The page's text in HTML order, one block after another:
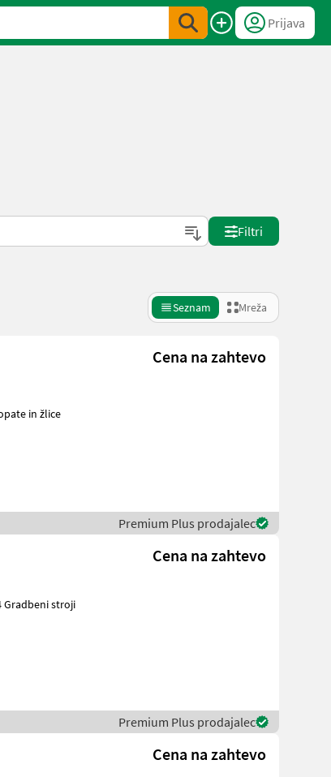
Prijava
Filtri
Seznam Mreža
Cena na zahtevo
stroji Lopate in žlice
Premium Plus prodajalec
Cena na zahtevo
Premium Plus prodajalec
Cena na zahtevo